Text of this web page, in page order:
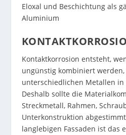
Eloxal und Beschichtung als
Aluminium
Kontaktkorrosion entsteht,
ungünstig kombiniert werden,
unterschiedlichen Metallen
Deshalb sollte die
Streckmetall, Rahmen,
Unterkonstruktion
langlebigen Fassaden ist das